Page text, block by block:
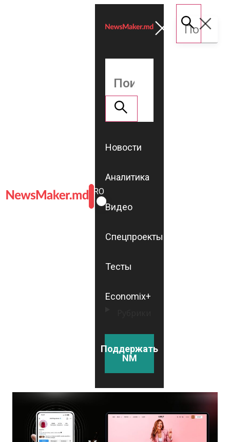
ROMÂNĂ
RU
Новости
Аналитика
Видео
Спецпроекты
Тесты
Economix+
Поддержать
NM